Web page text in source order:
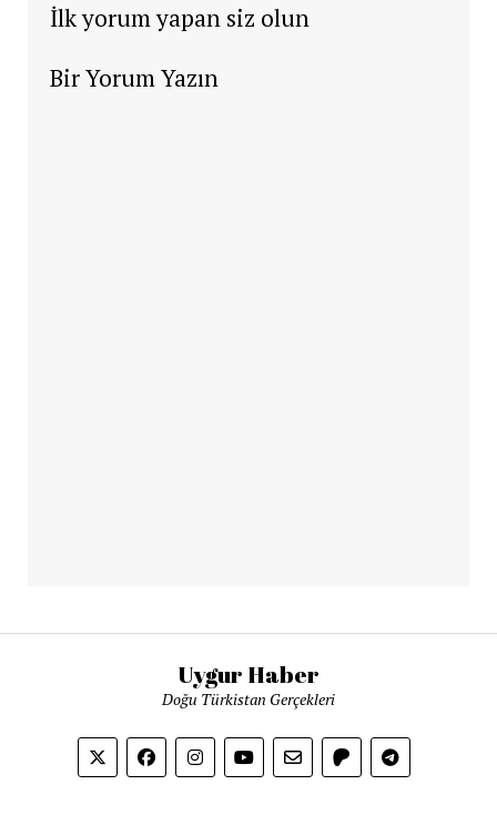
İlk yorum yapan siz olun
Bir Yorum Yazın
Uygur Haber
Doğu Türkistan Gerçekleri